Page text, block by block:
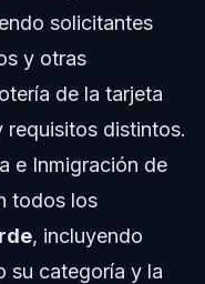
solicitantes
y otras
de la tarjeta
requisitos distintos.
e Inmigración de
todos los
, incluyendo
su categoría y la